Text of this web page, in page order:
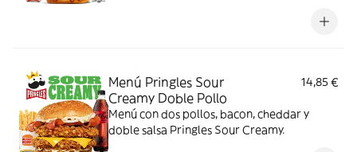
Menú Pringles Sour
Creamy Doble Pollo
14,85 €
Menú con dos pollos, bacon, cheddar y
doble salsa Pringles Sour Creamy.